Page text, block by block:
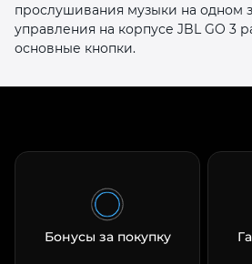
прослушивания музыки на одном
управления на корпусе JBL GO 3
основные кнопки.
Бонусы за покупку